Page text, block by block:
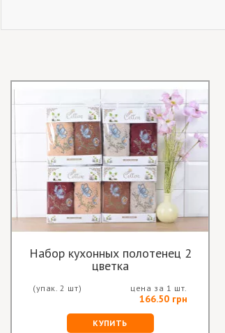
Набор кухонных полотенец 2
цветка
(упак. 2 шт) цена за 1 шт.
166.50 грн
КУПИТЬ